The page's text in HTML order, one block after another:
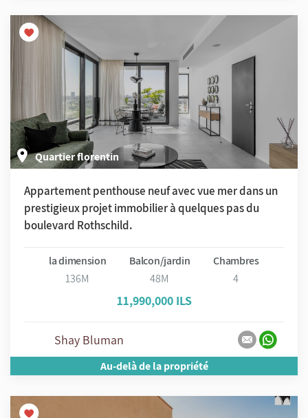
Quartier florentin
Appartement penthouse neuf avec vue mer dans un
prestigieux projet immobilier à quelques pas du
boulevard Rothschild.
la dimension
136M
Balcon/jardin
48M
Chambres
4
11,990,000 ILS
Shay Bluman
Au-delà de la propriété